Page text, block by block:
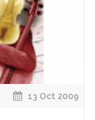
13 Oct 2009